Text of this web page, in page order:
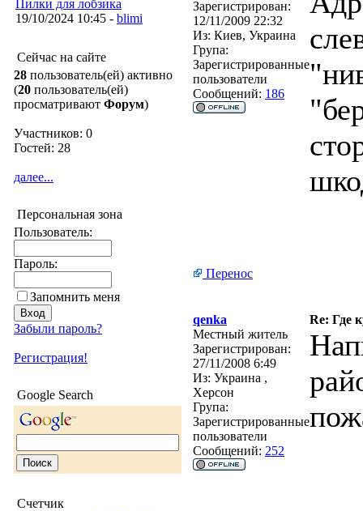
Пилки для лобзика
19/10/2024 10:45 - blimi
Сейчас на сайте
28 пользователь(ей) активно
(20 пользователь(ей)
просматривают Форум)
Участников: 0
Гостей: 28
далее...
Персональная зона
Пользователь:
Пароль:
Запомнить меня
Забыли пароль?
Регистрация!
Google Search
Счетчик
Зарегистрирован:
12/11/2009 22:32
Из: Киев, Украина
Група:
Зарегистрированные
пользователи
Сообщений: 186
Перенос
qenka
Re: Где
Местный житель
Зарегистрирован:
27/11/2008 6:49
Из: Украина ,
Херсон
Група:
Зарегистрированные
пользователи
Сообщений: 252